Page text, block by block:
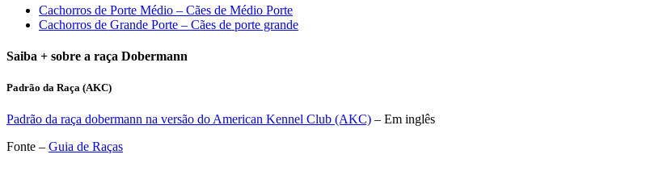
Cachorros de Porte Médio – Cães de Médio Porte
Cachorros de Grande Porte – Cães de porte grande
Saiba + sobre a raça Dobermann
Padrão da Raça (AKC)
Padrão da raça dobermann na versão do American Kennel Club (AKC) – Em inglês
Fonte – Guia de Raças